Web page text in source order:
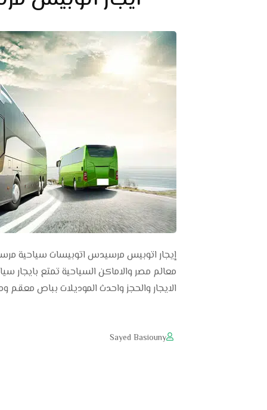
معالم مصر والاماكن السياحية تمتع
الايجار والحجز واحدث الموديلات بباص معقم
Sayed Basiouny